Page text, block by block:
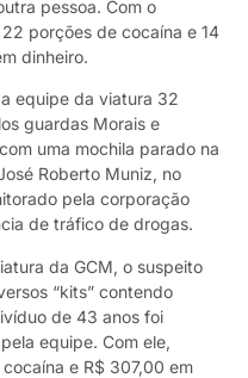
pessoa. Com o
porções de cocaína e 14
dinheiro.
equipe da viatura 32
guardas Morais e
uma mochila parado na
Roberto Muniz, no
pela corporação
de tráfico de drogas.
da GCM, o suspeito
“kits” contendo
de 43 anos foi
equipe. Com ele,
e R$ 307,00 em